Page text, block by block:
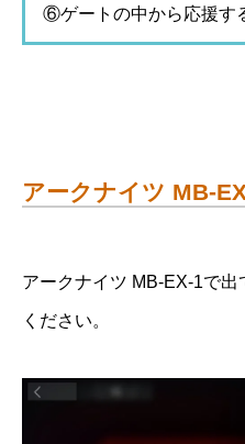
⑥ゲートの中から応援す
アークナイツ MB-
アークナイツ MB-EX-1で
ください。